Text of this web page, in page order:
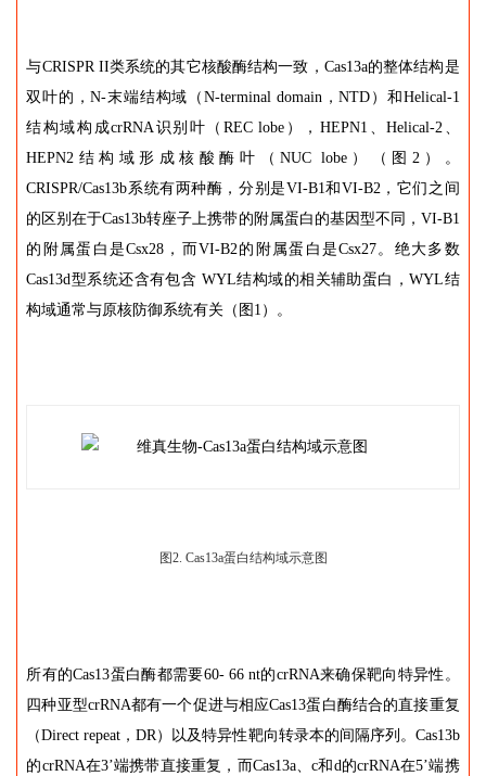
与CRISPR II类系统的其它核酸酶结构一致，Cas13a的整体结构是
双叶的，N-末端结构域（N-terminal domain，NTD）和Helical-1
结构域构成crRNA识别叶（REC lobe），HEPN1、Helical-2、
HEPN2结构域形成核酸酶叶（NUC lobe）（图2）。
CRISPR/Cas13b系统有两种酶，分别是VI-B1和VI-B2，它们之间
的区别在于Cas13b转座子上携带的附属蛋白的基因型不同，VI-B1
的附属蛋白是Csx28，而VI-B2的附属蛋白是Csx27。绝大多数
Cas13d型系统还含有包含 WYL结构域的相关辅助蛋白，WYL结
构域通常与原核防御系统有关（图1）。
图2. Cas13a蛋白结构域示意图
所有的Cas13蛋白酶都需要60- 66 nt的crRNA来确保靶向特异性。
四种亚型crRNA都有一个促进与相应Cas13蛋白酶结合的直接重复
（Direct repeat，DR）以及特异性靶向转录本的间隔序列。Cas13b
的crRNA在3’端携带直接重复，而Cas13a、c和d的crRNA在5’端携